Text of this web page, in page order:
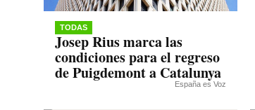
TODAS
Josep Rius marca las
condiciones para el regreso
de Puigdemont a Catalunya
España es Voz